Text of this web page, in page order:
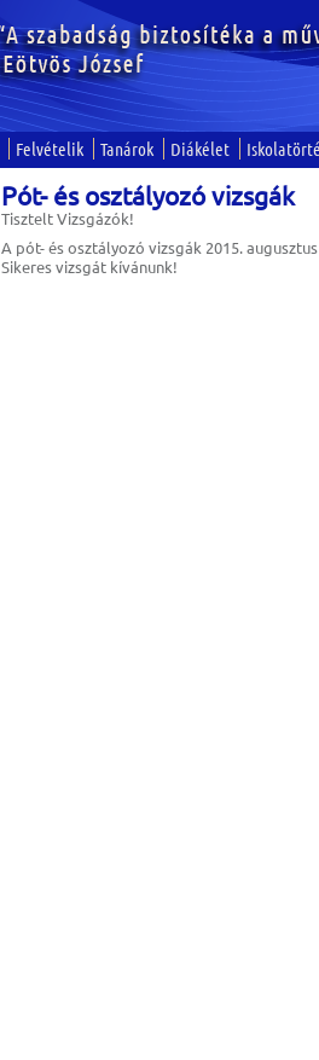
Felvételik Tanárok Diákélet
Pót- és osztályozó vizsgák
Tisztelt Vizsgázók!
A pót- és osztályozó vizsgák 2015.
Sikeres vizsgát kívánunk!